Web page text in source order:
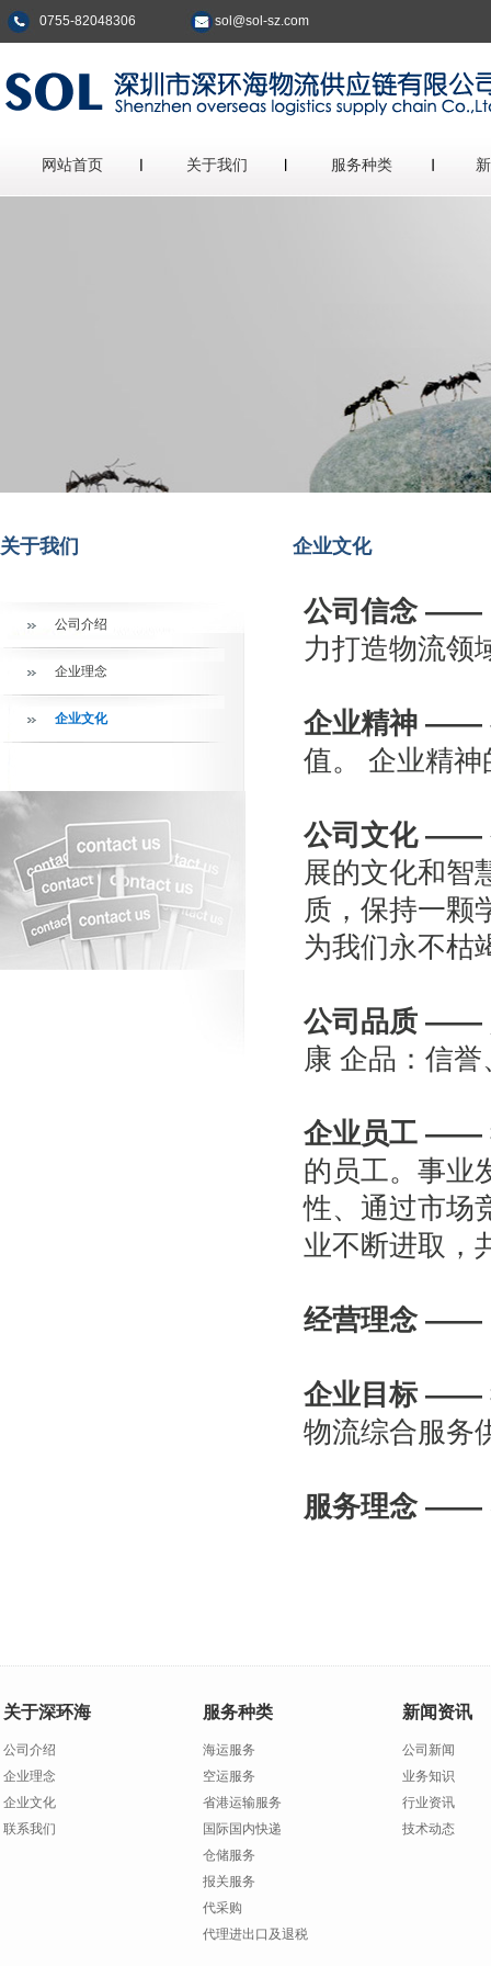
0755-82048306sol@sol-sz.com
网站首页 关于我们 服务种类
关于我们
公司介绍
企业理念
企业文化
企业文化
公司信念 ——
力打造物流领
企业精神 ——
值。 企业精
公司文化 ——
展的文化和智
质，保持一颗
为我们永不枯
公司品质 ——
康 企品：信
企业员工 ——
的员工。事业
性、通过市场
业不断进取，
经营理念 ——
企业目标 ——
物流综合服务
服务理念 ——
关于深环海 服务种类 新闻资讯
公司介绍
企业理念
企业文化
联系我们
海运服务
空运服务
省港运输服务
国际国内快递
仓储服务
报关服务
代采购
代理进出口及退税
公司新闻
业务知识
行业资讯
技术动态